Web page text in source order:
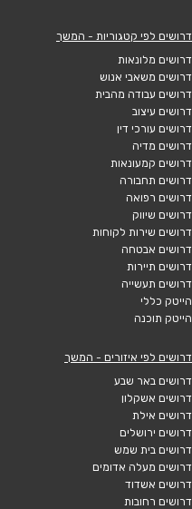
דרושים לפי קטגוריות - המשך
דרושים מלונאות
דרושים משאבי אנוש
דרושים עבודה מהבית
דרושים עיצוב
דרושים עורכי דין
דרושים מדיה
דרושים קמעונאות
דרושים תחבורה
דרושים רפואה
דרושים שיווק
דרושים שירות לקוחות
דרושים אבטחה
דרושים תיירות
דרושים תעשייה
הייטק כללי
הייטק תוכנה
דרושים לפי איזורים - המשך
דרושים באר שבע
דרושים אשקלון
דרושים אילת
דרושים ירושלים
דרושים בית שמש
דרושים מעלה אדומים
דרושים אשדוד
דרושים רחובות